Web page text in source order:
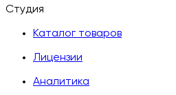
Студия
Каталог товаров
Лицензии
Аналитика